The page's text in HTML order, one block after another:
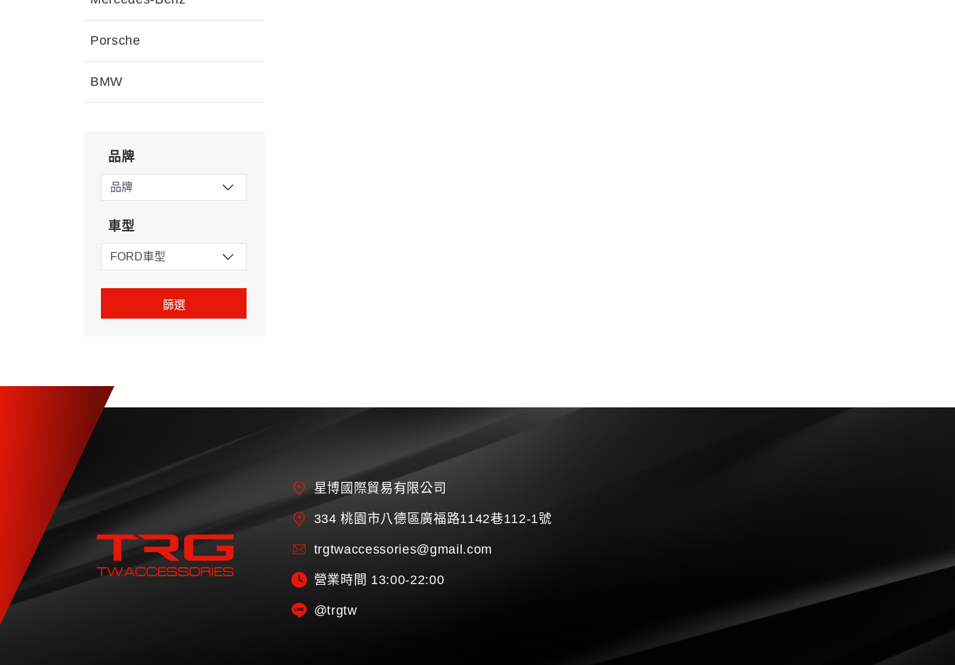
Porsche
BMW
品牌
車型
篩選
星博國際貿易有限公司
334 桃園市八德區廣福路1142巷112-1號
trgtwaccessories@gmail.com
營業時間 13:00-22:00
@trgtw